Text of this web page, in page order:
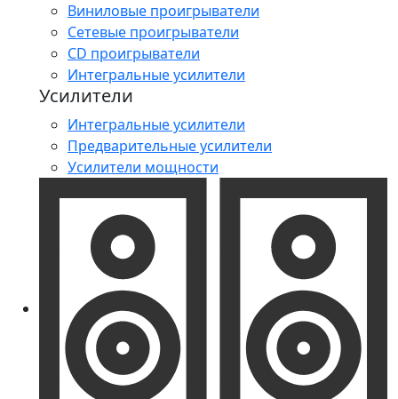
Виниловые проигрыватели
Сетевые проигрыватели
CD проигрыватели
Интегральные усилители
Усилители
Интегральные усилители
Предварительные усилители
Усилители мощности